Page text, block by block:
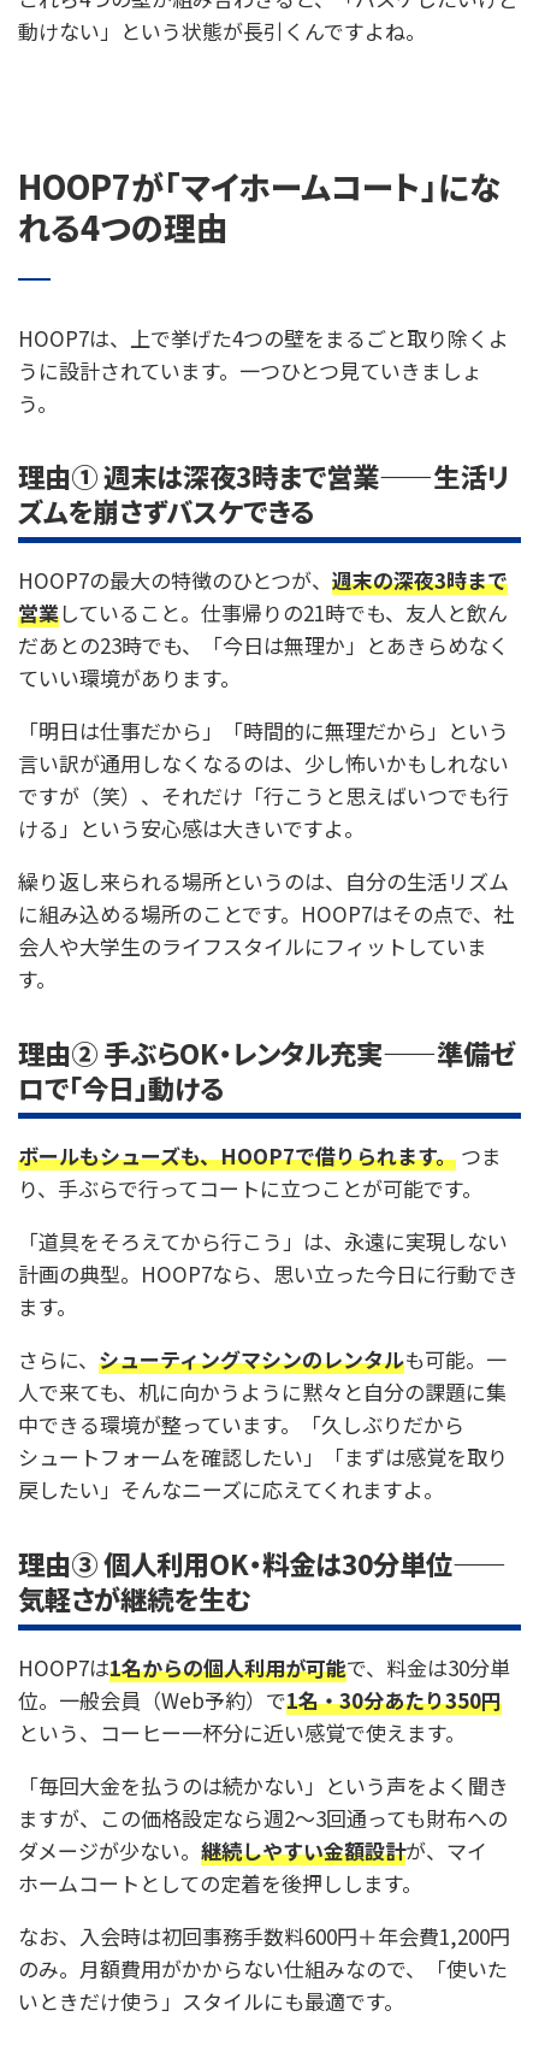
動けない」という状態が長引くんですよね。
HOOP7が「マイホームコート」にな
れる4つの理由
HOOP7は、上で挙げた4つの壁をまるごと取り除くよ
うに設計されています。一つひとつ見ていきましょ
う。
理由① 週末は深夜3時まで営業——生活リ
ズムを崩さずバスケできる
HOOP7の最大の特徴のひとつが、 週末の深夜3時まで
営業していること。仕事帰りの21時でも、友人と飲ん
だあとの23時でも、「今日は無理か」とあきらめなく
ていい環境があります。
「明日は仕事だから」「時間的に無理だから」という
言い訳が通用しなくなるのは、少し怖いかもしれない
ですが（笑）、それだけ「行こうと思えばいつでも行
ける」という安心感は大きいですよ。
繰り返し来られる場所というのは、自分の生活リズム
に組み込める場所のことです。HOOP7はその点で、社
会人や大学生のライフスタイルにフィットしていま
す。
理由② 手ぶらOK・レンタル充実——準備ゼ
ロで「今日」動ける
ボールもシューズも、HOOP7で借りられます。 つま
り、手ぶらで行ってコートに立つことが可能です。
「道具をそろえてから行こう」は、永遠に実現しない
計画の典型。HOOP7なら、思い立った今日に行動でき
ます。
さらに、 シューティングマシンのレンタルも可能。一
人で来ても、机に向かうように黙々と自分の課題に集
中できる環境が整っています。「久しぶりだから
シュートフォームを確認したい」「まずは感覚を取り
戻したい」そんなニーズに応えてくれますよ。
理由③ 個人利用OK・料金は30分単位——
気軽さが継続を生む
HOOP7は1名からの個人利用が可能で、料金は30分単
位。一般会員（Web予約）で1名・30分あたり350円
という、コーヒー一杯分に近い感覚で使えます。
「毎回大金を払うのは続かない」という声をよく聞き
ますが、この価格設定なら週2〜3回通っても財布への
ダメージが少ない。 継続しやすい金額設計が、マイ
ホームコートとしての定着を後押しします。
なお、入会時は初回事務手数料600円＋年会費1,200円
のみ。月額費用がかからない仕組みなので、「使いた
いときだけ使う」スタイルにも最適です。